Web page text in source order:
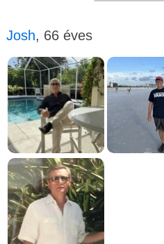
Josh, 66 éves